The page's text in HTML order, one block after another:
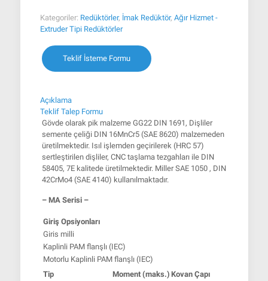
Kategoriler: Redüktörler, İmak Redüktör, Ağır Hizmet -
Extruder Tipi Redüktörler
Teklif İsteme Formu
Açıklama
Teklif Talep Formu
Gövde olarak pik malzeme GG22 DIN 1691, Dişliler
semente çeliği DIN 16MnCr5 (SAE 8620) malzemeden
üretilmektedir. Isıl işlemden geçirilerek (HRC 57)
sertleştirilen dişliler, CNC taşlama tezgahları ile DIN
58405, 7E kalitede üretilmektedir. Miller SAE 1050 , DIN
42CrMo4 (SAE 4140) kullanılmaktadır.
– MA Serisi –
Giriş Opsiyonları
Giris milli
Kaplinli PAM flanşlı (IEC)
Motorlu Kaplinli PAM flanşlı (IEC)
Tip
Moment (maks.) Kovan Çapı